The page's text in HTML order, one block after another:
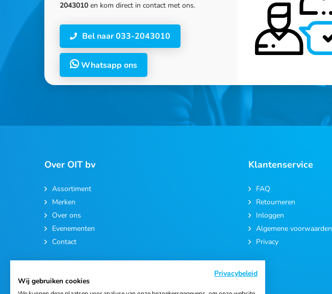
2043010 en kom direct in contact met ons.
Bel naar 033-2043010
Whatsapp ons
Over OIT bv
Assortiment
Merken
Over ons
Evenementen
Contact
Klantenservice
FAQ
Retourneren
Inloggen
Algemene voorwaarden
Privacy
Privacybeleid
Wij gebruiken cookies